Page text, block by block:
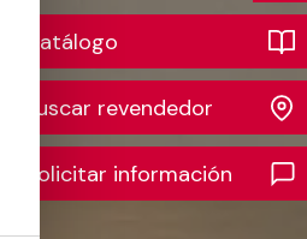
Catálogo
Buscar revendedor
Solicitar información